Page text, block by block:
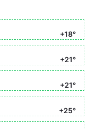
+18°
+21°
+21°
+25°